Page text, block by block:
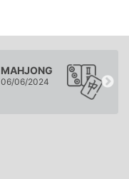
MAHJONG
06/06/2024